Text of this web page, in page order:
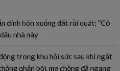
đính hôn xuống đất rồi quát: “Cô
nhà này
trong khu hồi sức sau khi ngất
phản bội, mẹ chồng đã ngang